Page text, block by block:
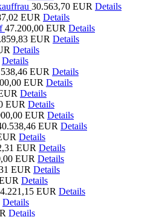
30.563,70 EUR Details
EUR Details
47.200,00 EUR Details
EUR Details
Details
Details
EUR Details
EUR Details
Details
EUR Details
EUR Details
EUR Details
Details
EUR Details
EUR Details
EUR Details
Details
EUR Details
Details
Details